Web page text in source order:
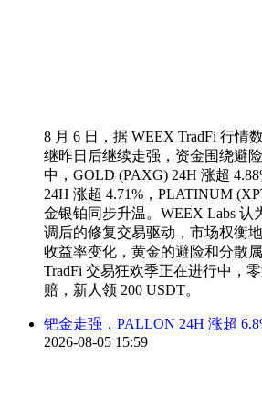
8 月 6 日，据 WEEX TradFi 行情
继昨日后继续走强，资金围绕避
中，GOLD (PAXG) 24H 涨超
24H 涨超 4.71%，PLATINUM
金银铂同步升温。WEEX Labs 认
调后的修复交易驱动，市场权衡
收益率变化，黄金的避险和分散
TradFi 交易狂欢季正在进行中，
赔，新人领 200 USDT。
钯金走强，PALLON 24H 涨超
2026-08-05 15:59